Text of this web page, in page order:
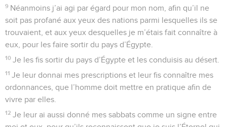
9 Néanmoins j’ai agi par égard pour mon nom, afin qu’il ne
soit pas profané aux yeux des nations parmi lesquelles ils se
trouvaient, et aux yeux desquelles je m’étais fait connaître à
eux, pour les faire sortir du pays d’Égypte.
10 Je les fis sortir du pays d’Égypte et les conduisis au désert.
11 Je leur donnai mes prescriptions et leur fis connaître mes
ordonnances, que l’homme doit mettre en pratique afin de
vivre par elles.
12 Je leur ai aussi donné mes sabbats comme un signe entre